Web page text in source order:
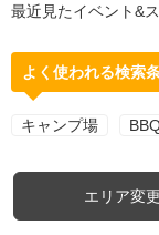
最近見たイベント&
よく使われる検索
キャンプ場
エリア変更